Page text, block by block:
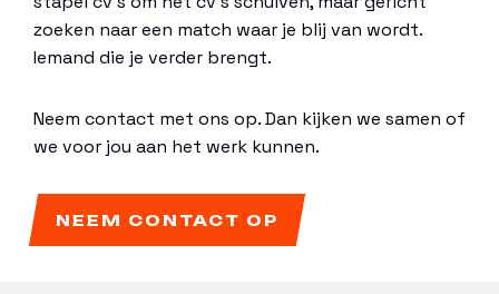
zoeken naar een match waar je blij van wordt.
Iemand die je verder brengt.
Neem contact met ons op. Dan kijken we samen of
we voor jou aan het werk kunnen.
NEEM CONTACT OP